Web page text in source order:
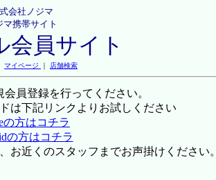
会社ノジマ
マ携帯サイト
会員サイト
マイページ ｜ 店舗検索
員登録を行ってください。
は下記リンクよりお試しください
の方はコチラ
の方はコチラ
お近くのスタッフまでお声掛けください。